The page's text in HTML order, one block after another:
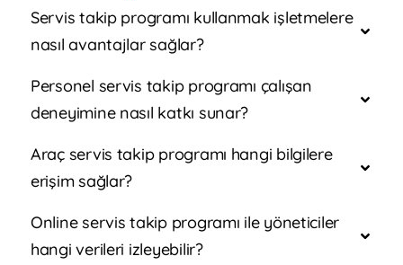
Servis takip programı kullanmak işletmelere
nasıl avantajlar sağlar?
Personel servis takip programı çalışan
deneyimine nasıl katkı sunar?
Araç servis takip programı hangi bilgilere
erişim sağlar?
Online servis takip programı ile yöneticiler
hangi verileri izleyebilir?